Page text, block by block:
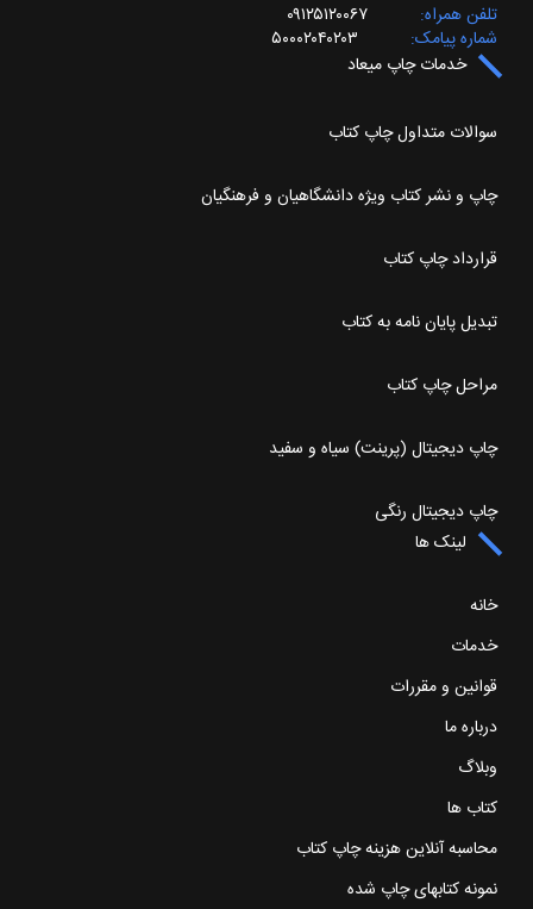
تلفن همراه
۰۹۱۲۵۱۲۰۰۶۷
شماره پیامک
۵۰۰۰۲۰۴۰۲۰۳
خدمات چاپ میعاد
سوالات متداول چاپ کتاب
چاپ و نشر کتاب ویژه دانشگاهیان و فرهنگیان
قرارداد چاپ کتاب
تبدیل پایان نامه به کتاب
مراحل چاپ کتاب
چاپ دیجیتال (پرینت) سیاه و سفید
چاپ دیجیتال رنگی
لینک ها
خانه
خدمات
قوانین و مقررات
درباره ما
وبلاگ
کتاب ها
محاسبه آنلاین هزینه چاپ کتاب
نمونه کتابهای چاپ شده